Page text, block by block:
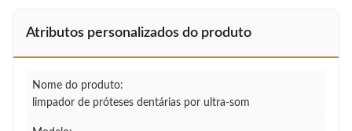
Atributos personalizados do produto
Nome do produto:
limpador de próteses dentárias por ultra-som